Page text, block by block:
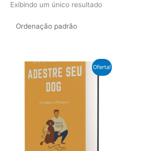
Exibindo um único resultado
Oferta!